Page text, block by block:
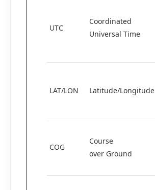
UTC
Coordinated
Universal Time
LAT/LON Latitude/Longitude
COG
Course
over Ground